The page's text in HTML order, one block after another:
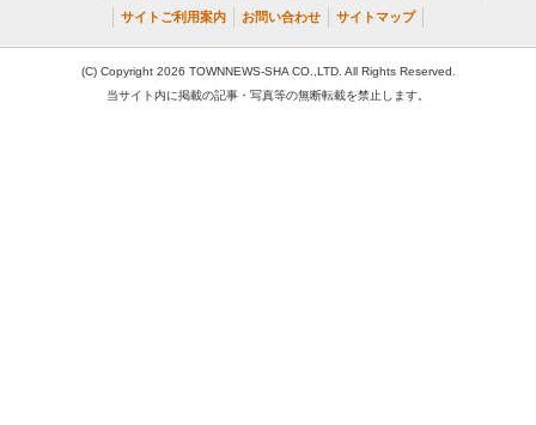
サイトご利用案内 お問い合わせ サイトマップ
(C) Copyright 2026 TOWNNEWS-SHA CO.,LTD. All Rights Reserved.
当サイト内に掲載の記事・写真等の無断転載を禁止します。